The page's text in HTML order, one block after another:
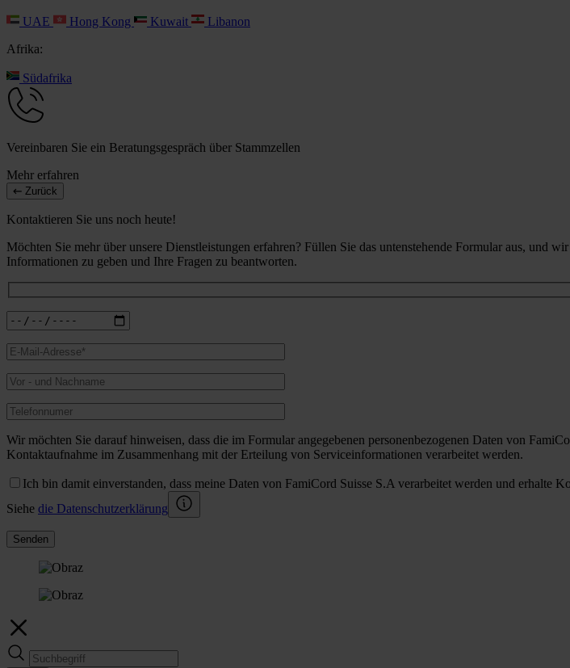
UAE Hong Kong Kuwait
Libanon
Afrika:
Südafrika
Vereinbaren Sie ein Beratungsgespräch über Stammzellen
Mehr erfahren
Zurück
Kontaktieren Sie uns noch heute!
Möchten Sie mehr über unsere Dienstleistungen erfahren? Füllen Sie das untenstehende Formular aus, und
Informationen zu geben und Ihre Fragen zu beantworten.
Wir möchten Sie darauf hinweisen, dass die im Formular angegebenen personenbezogenen Daten von
Kontaktaufnahme im Zusammenhang mit der Erteilung von Serviceinformationen verarbeitet werden.
Ich bin damit einverstanden, dass meine Daten von FamiCord Suisse S.A verarbeitet werden und
Siehe die Datenschutzerklärung
Senden